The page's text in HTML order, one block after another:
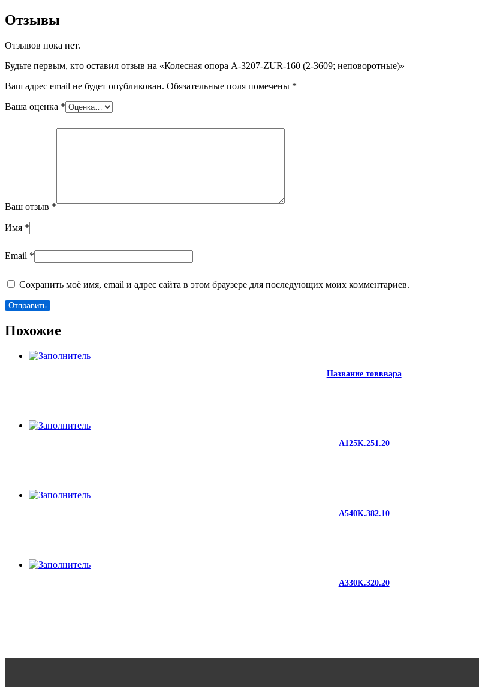
3609;
неповоротные)
Отзывы
Отзывов пока нет.
Будьте первым, кто оставил отзыв на «Колесная опора A-3207-ZUR-160 (2-3609; неповоротные)»
Ваш адрес email не будет опубликован. Обязательные поля помечены *
Ваша оценка *
Ваш отзыв *
Имя *
Email *
Сохранить моё имя, email и адрес сайта в этом браузере для последующих моих комментариев.
Похожие
Название товввара
A125K.251.20
A540K.382.10
A330K.320.20